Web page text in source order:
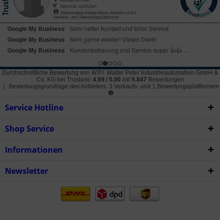
Durchschnittliche Bewertung von W.P.I. Walter Peter Industrieautomation GmbH &
Co. KG bei Trustami: 4.99 / 5.00 mit 5.847 Bewertungen
Bewertungsgrundlage des Anbieters: 3 Verkaufs- und 1 Bewertungsplattformen
Service Hotline
Shop Service
Informationen
Newsletter